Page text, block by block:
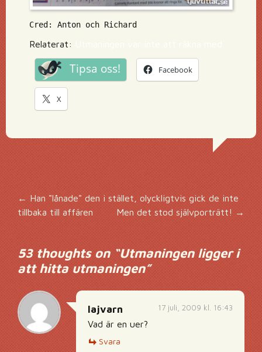
Cred: Anton och Richard
Relaterat:
Tipsa oss! Facebook
X
Inläggsnavigering
←Han "lånade" den i stället, olyckligtvis gick de inte
tillbaka till affären
Men det stod självporträtt!→
53 thoughts on “Utmaningen ligger i
att hitta utmaningen”
17 juli, 2009 kl. 16:43
lajvarn
Vad är en uer?
Svara